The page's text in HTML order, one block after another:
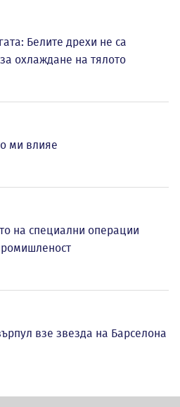
Белите дрехи не са
охлаждане на тялото
ми влияе
на специални операции
взе звезда на Барселона